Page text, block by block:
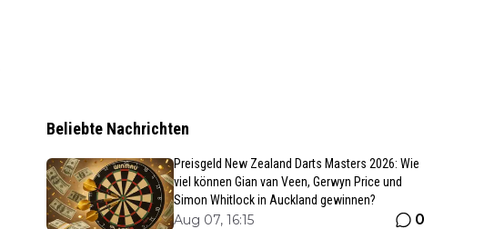
Beliebte Nachrichten
Preisgeld New Zealand Darts Masters 2026: Wie
viel können Gian van Veen, Gerwyn Price und
Simon Whitlock in Auckland gewinnen?
Aug 07, 16:15 0